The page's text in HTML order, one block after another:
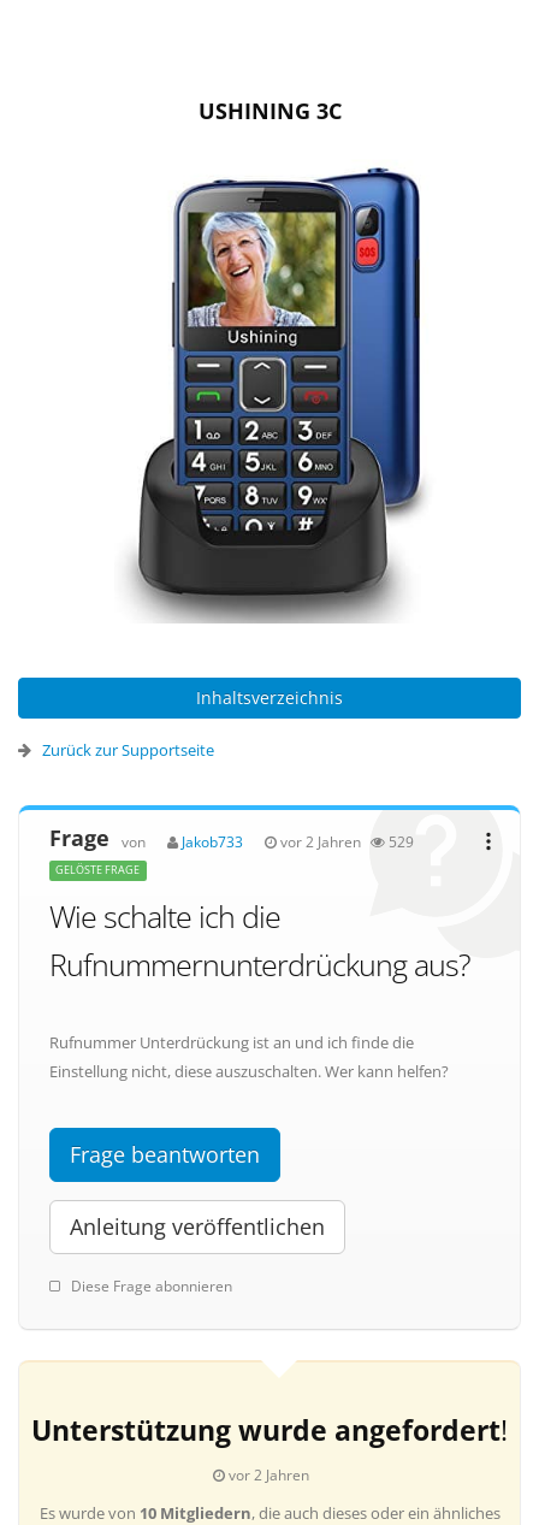
USHINING 3C
Inhaltsverzeichnis
Zurück zur Supportseite
Frage von Jakob733 vor 2 Jahren 529
GELÖSTE FRAGE
Wie schalte ich die
Rufnummernunterdrückung aus?
Rufnummer Unterdrückung ist an und ich finde die
Einstellung nicht, diese auszuschalten. Wer kann helfen?
Frage beantworten
Anleitung veröffentlichen
Diese Frage abonnieren
Unterstützung wurde angefordert!
vor 2 Jahren
Es wurde von 10 Mitgliedern, die auch dieses oder ein ähnliches